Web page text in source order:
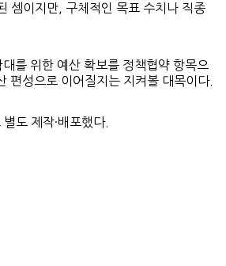
셈이지만, 구체적인 목표 수치나 직종
를 위한 예산 확보를 정책협약 항목으
편성으로 이어질지는 지켜볼 대목이다.
도 제작·배포했다.